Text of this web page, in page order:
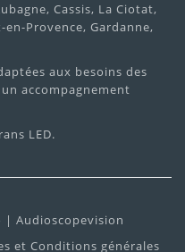
Cassis, La Ciotat,
Provence, Gardanne,
aux besoins des
accompagnement
LED.
| Audioscopevision
et Conditions générales